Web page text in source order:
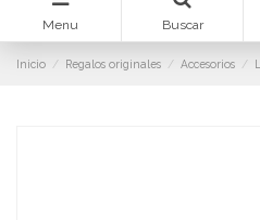
Menu Buscar
Inicio Regalos originales Accesorios